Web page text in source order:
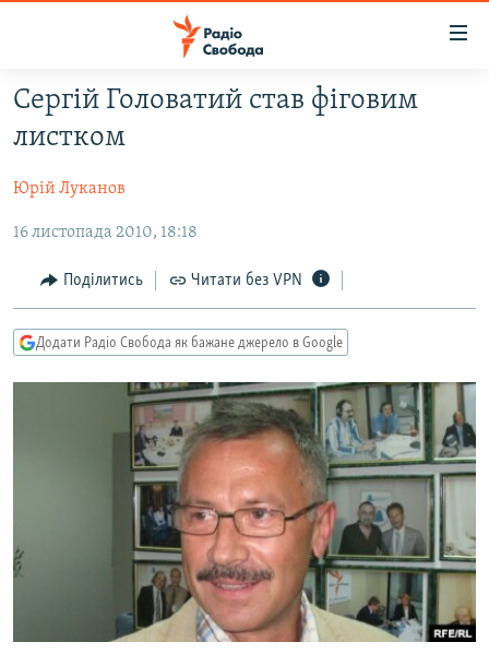
Перейти
до
основного
Перейти
до
навігації
Перейти
до
пошуку
РАДІО СВОБОДА – 70 РОКІВ
СТАТТІ
ПОЛІТИКА
ЕКОНОМІКА
СУСПІЛЬСТВО
КУЛЬТУРА
ВІЙНА
РОСІЙСЬКА «ФІЛЬТРАЦІЯ»
ДОНБАС.РЕАЛІЇ
КРИМ.РЕАЛІЇ
КИТАЙ.ВИКЛИКИ
МУЛЬТИМЕДІА
ФОТО
СПЕЦПРОЄКТИ
Сергій Головатий став фіговим
листком
Юрій Луканов
16 листопада 2010, 18:18
Поділитись Читати без VPN
Додати Радіо Свобода як бажане джерело в Google